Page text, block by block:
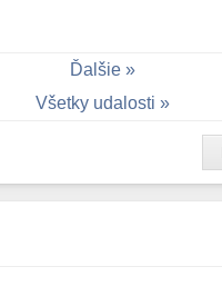
Ďalšie
Všetky udalosti